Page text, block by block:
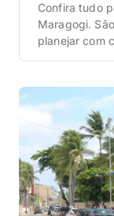
Confira tudo
Maragogi.
planejar com
todas as